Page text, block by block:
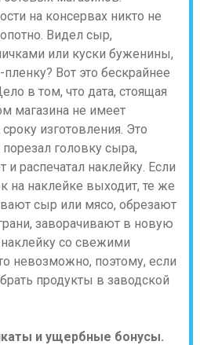
на консервах никто не
Видел сыр,
или куски буженины,
Вот это бескрайнее
в том, что дата, стоящая
магазина не имеет
изготовления. Это
головку сыра,
и распечатал наклейку. Если
на наклейке выходит, те же
сыр или мясо, обрезают
заворачивают в новую
со свежими
невозможно, поэтому, если
продукты в заводской
и ущербные бонусы.